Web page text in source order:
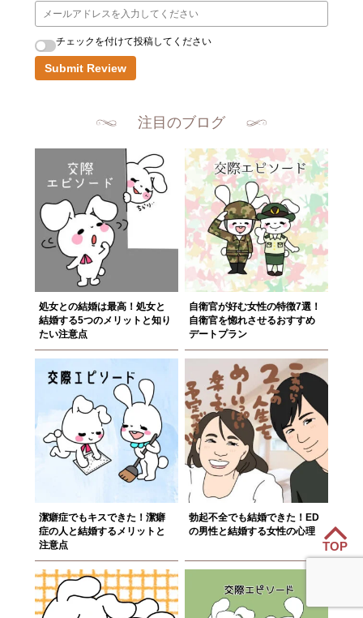
チェックを付けて投稿してください
Submit Review
注目のブログ
処女との結婚は最高！処女と
結婚する5つのメリットと知り
たい注意点
自衛官が好む女性の特徴7選！
自衛官を惚れさせるおすすめ
デートプラン
潔癖症でもキスできた！潔癖
症の人と結婚するメリットと
注意点
勃起不全でも結婚できた！ED
の男性と結婚する女性の心理
TOP